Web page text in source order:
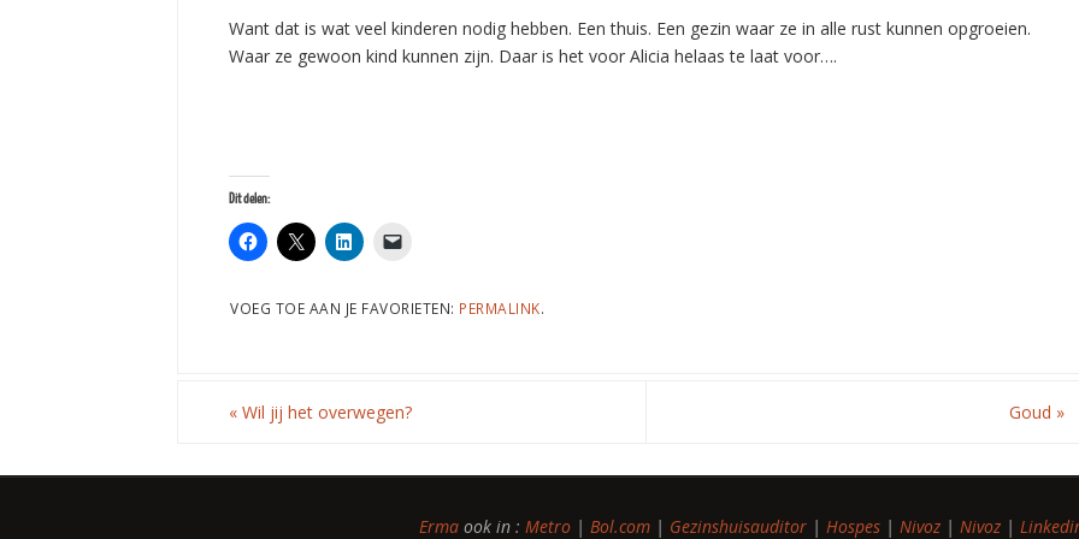
Want dat is wat veel kinderen nodig hebben. Een thuis. Een gezin waar ze in alle rust kunnen opgroeien.
Waar ze gewoon kind kunnen zijn. Daar is het voor Alicia helaas te laat voor….
Dit delen:
VOEG TOE AAN JE FAVORIETEN: PERMALINK.
« Wil jij het overwegen? Goud »
Ermaook in : Metro| Bol.com| Gezinshuisauditor| Hospes| Nivoz| Nivoz|